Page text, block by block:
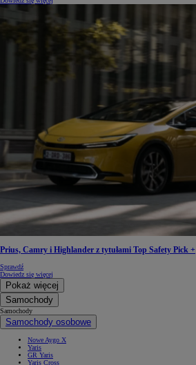
Prius, Camry i Highlander z tytułami Top Safety Pick +
Sprawdź
Dowiedz się więcej
Pokaż więcej
Samochody
Samochody
Samochody osobowe
Nowe Aygo X
Yaris
GR Yaris
Yaris Cross